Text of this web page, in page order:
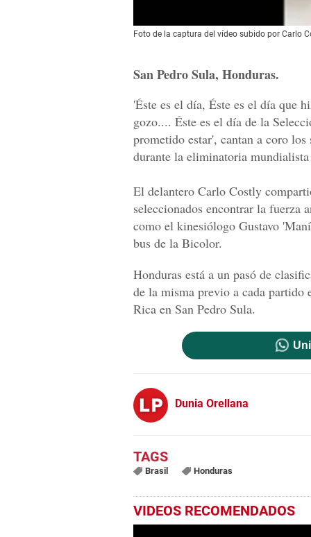
Foto de la captura del vídeo subido por Carlo
San Pedro Sula, Honduras.
'Éste es el día, Éste es el día que
gozo.... Éste es el día de la
prometido estar', cantan a coro
durante la eliminatoria
El delantero Carlo Costly
seleccionados encontrar la fuerza
como el kinesiólogo Gustavo
bus de la Bicolor.
Honduras está a un pasó de
de la misma previo a cada partido
Rica en San Pedro Sula.
Dunia Orellana
Brasil Honduras
VIDEOS RECOMENDADOS